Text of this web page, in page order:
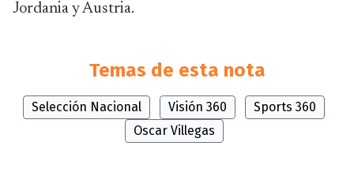
Jordania y Austria.
Temas de esta nota
Selección Nacional Visión 360
Sports 360
Oscar Villegas